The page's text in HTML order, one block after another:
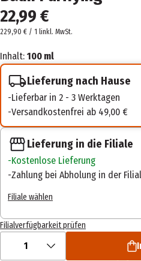
22,99 €
229,90 € / 1 linkl. MwSt.
Inhalt: 100 ml
Lieferung nach Hause
Lieferbar in 2 - 3 Werktagen
Versandkostenfrei ab 49,00 €
Lieferung in die Filiale
Kostenlose Lieferung
Zahlung bei Abholung in der
Filiale wählen
Filialverfügbarkeit prüfen
1